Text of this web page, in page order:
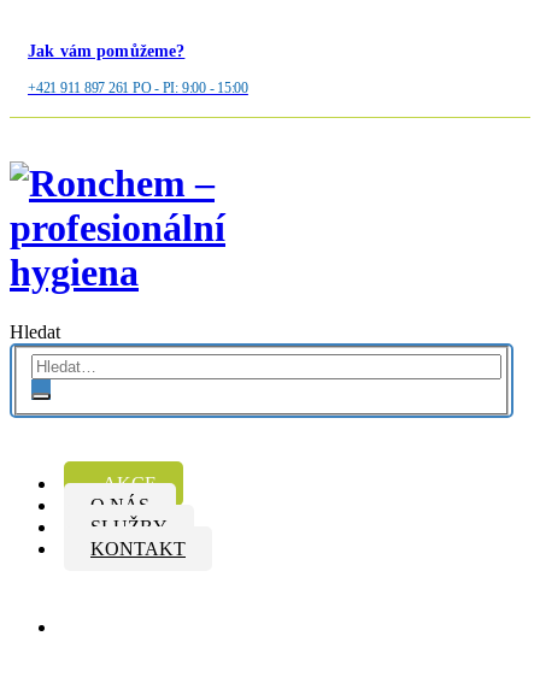
Jak vám pomůžeme?
+421 911 897 261 PO - PI: 9:00 - 15:00
Hledat
AKCE
O NÁS
SLUŽBY
KONTAKT